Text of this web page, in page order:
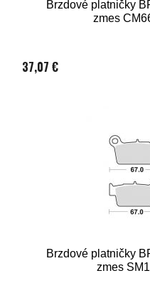
Brzdové platničky
zmes
37,07 €
Brzdové platničky
zmes